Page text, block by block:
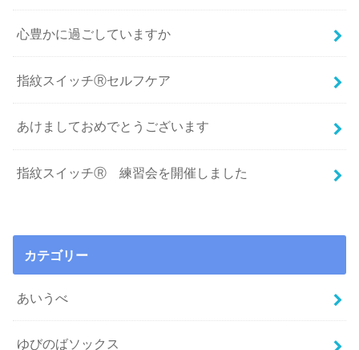
心豊かに過ごしていますか
指紋スイッチⓇセルフケア
あけましておめでとうございます
指紋スイッチⓇ 練習会を開催しました
カテゴリー
あいうべ
ゆびのばソックス